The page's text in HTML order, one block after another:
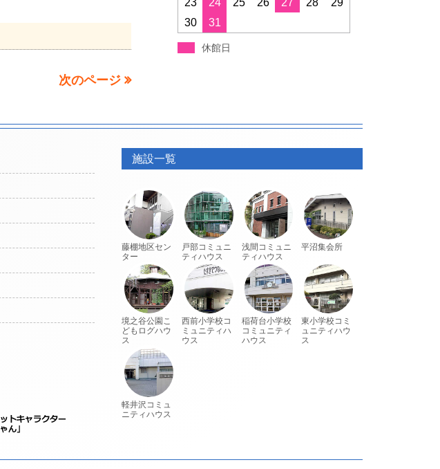
次のページ
23
24 25 26 27 28
29
30
31
休館日
施設一覧
藤棚地区セン
ター
戸部コミュニ
ティハウス
浅間コミュニ
ティハウス
平沼集会所
境之谷公園こ
どもログハウ
ス
西前小学校コ
ミュニティハ
ウス
稲荷台小学校
コミュニティ
ハウス
東小学校コミ
ュニティハウ
ス
軽井沢コミュ
ニティハウス